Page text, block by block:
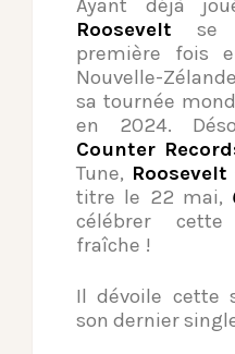
Ayant déjà
Roosevelt se
première fois
Nouvelle-
sa tournée
en 2024.
Counter
Tune, Roosevelt
titre le 22 mai,
célébrer
fraîche !
Il dévoile cette
son dernier